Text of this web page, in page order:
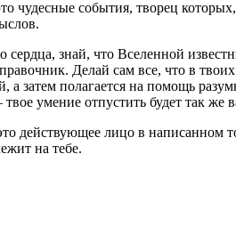
события, творец
знай, что Вселенной
Делай сам все, что в
а затем полагается на помощь
умение отпустить будет так же
действующее лицо в написанном
на тебе.